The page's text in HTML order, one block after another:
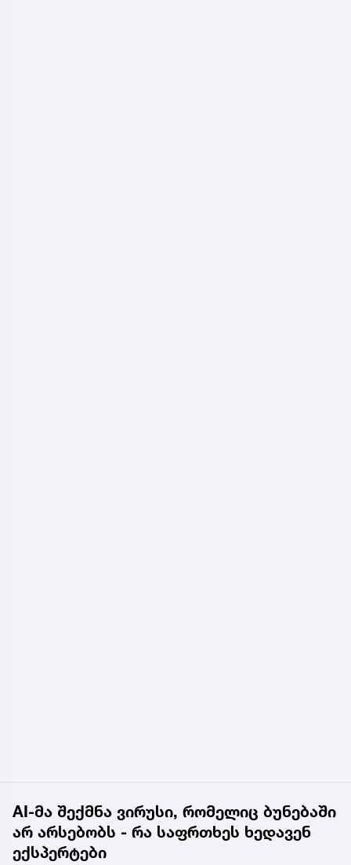
AI-მა შექმნა ვირუსი, რომელიც ბუნებაში
არ არსებობს - რა საფრთხეს ხედავენ
ექსპერტები